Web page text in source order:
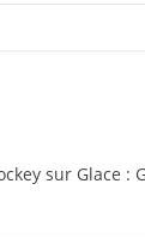
sur Glace :